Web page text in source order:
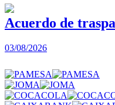
Acuerdo de
03/08/2026